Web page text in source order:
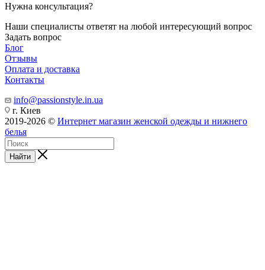
Нужна консультация?
Наши специалисты ответят на любой интересующий вопрос
Задать вопрос
Блог
Отзывы
Оплата и доставка
Контакты
info@passionstyle.in.ua
г. Киев
2019-2026 © Интернет магазин женской одежды и нижнего
белья
Найти